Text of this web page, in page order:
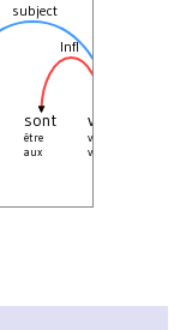
sont
être
aux
venues
venir
v
Infl
subject